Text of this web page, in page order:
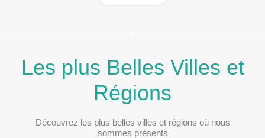
Les plus Belles Villes et
Régions
Découvrez les plus belles villes et régions où nous
sommes présents